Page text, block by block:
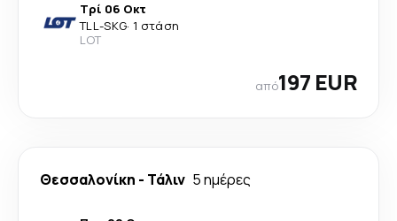
Τρί 06 Οκτ
TLL-SKG· 1 στάση
LOT
από197 EUR
Θεσσαλονίκη - Τάλιν 5 ημέρες